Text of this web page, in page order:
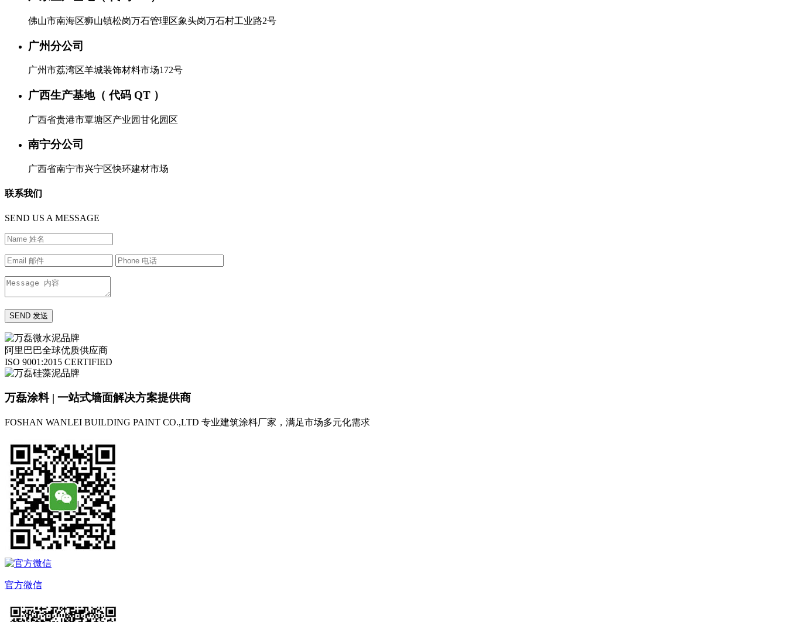
佛山市南海区狮山镇松岗万石管理区象头岗万石村工业路2号
广州分公司
广州市荔湾区羊城装饰材料市场172号
广西生产基地（ 代码 QT ）
广西省贵港市覃塘区产业园甘化园区
南宁分公司
广西省南宁市兴宁区快环建材市场
联系我们
SEND US A MESSAGE
阿里巴巴全球优质供应商
ISO 9001:2015 CERTIFIED
万磊涂料 | 一站式墙面解决方案提供商
FOSHAN WANLEI BUILDING PAINT CO.,LTD 专业建筑涂料厂家，满足市场多元化需求
官方微信